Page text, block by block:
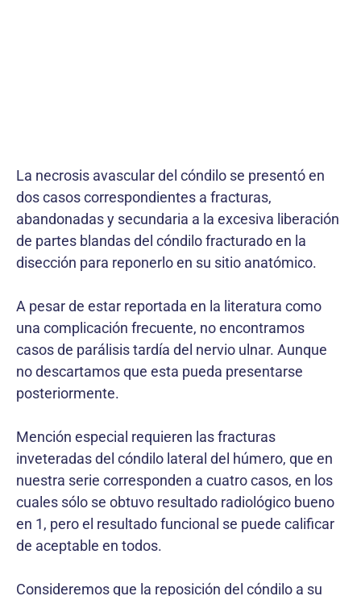
La necrosis avascular del cóndilo se presentó en
dos casos correspondientes a fracturas,
abandonadas y secundaria a la excesiva liberación
de partes blandas del cóndilo fracturado en la
disección para reponerlo en su sitio anatómico.
A pesar de estar reportada en la literatura como
una complicación frecuente, no encontramos
casos de parálisis tardía del nervio ulnar. Aunque
no descartamos que esta pueda presentarse
posteriormente.
Mención especial requieren las fracturas
inveteradas del cóndilo lateral del húmero, que en
nuestra serie corresponden a cuatro casos, en los
cuales sólo se obtuvo resultado radiológico bueno
en 1, pero el resultado funcional se puede calificar
de aceptable en todos.
Consideremos que la reposición del cóndilo a su